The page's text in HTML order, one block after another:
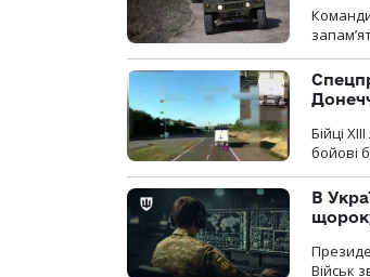
Бійці
бойові
В
Військ